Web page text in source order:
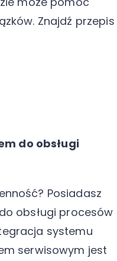
Znajdź przepis
do obsługi
Posiadasz
obsługi procesów
systemu
serwisowym jest